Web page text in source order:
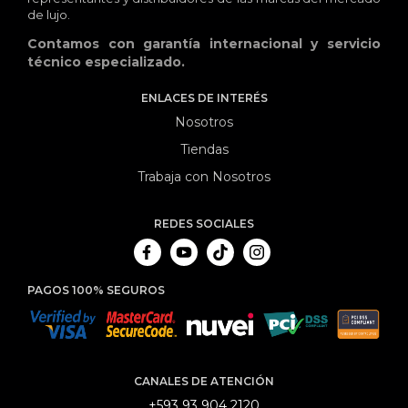
de lujo.
Contamos con garantía internacional y servicio
técnico especializado.
ENLACES DE INTERÉS
Nosotros
Tiendas
Trabaja con Nosotros
REDES SOCIALES
PAGOS 100% SEGUROS
CANALES DE ATENCIÓN